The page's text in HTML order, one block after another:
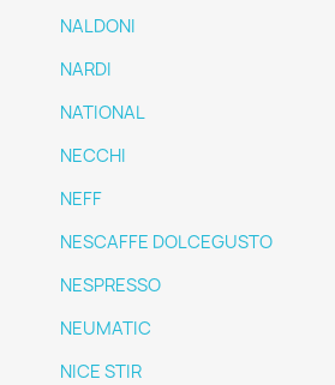
NALDONI
NARDI
NATIONAL
NECCHI
NEFF
NESCAFFE DOLCEGUSTO
NESPRESSO
NEUMATIC
NICE STIR